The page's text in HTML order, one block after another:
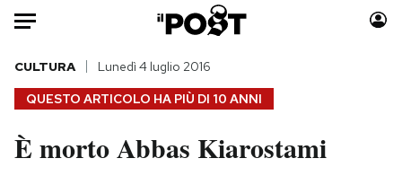
Auto
HOME
Italia
Moda
QUESTO ARTICOLO HA PIÙ DI 10 ANNI
CULTURA Lunedì 4 luglio 2016
È morto Abbas Kiarostami